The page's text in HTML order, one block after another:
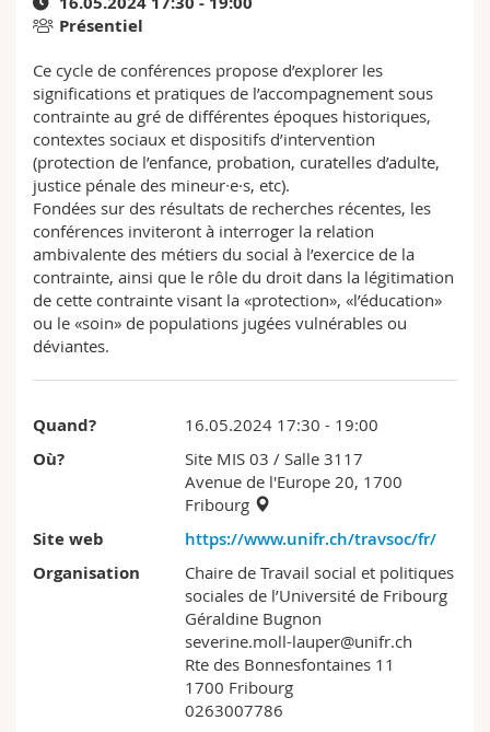
Sciences et médecine
Interfacultaire
Collaborateurs
Doctorants
Webmail
Programme des cours
MyUnifr
Présentiel
Ce cycle de conférences propose d’explorer les
significations et pratiques de l’accompagnement sous
contrainte au gré de différentes époques historiques,
contextes sociaux et dispositifs d’intervention
(protection de l’enfance, probation, curatelles d’adulte,
justice pénale des mineur∙e·s, etc).
Fondées sur des résultats de recherches récentes, les
conférences inviteront à interroger la relation
ambivalente des métiers du social à l’exercice de la
contrainte, ainsi que le rôle du droit dans la légitimation
de cette contrainte visant la «protection», «l’éducation»
ou le «soin» de populations jugées vulnérables ou
déviantes.
Quand? 16.05.2024 17:30 - 19:00
Où? Site MIS 03 / Salle 3117
Avenue de l'Europe 20, 1700
Fribourg
Site web
https://www.unifr.ch/travsoc/fr/
Organisation
Chaire de Travail social et politiques
sociales de l’Université de Fribourg
Géraldine Bugnon
severine.moll-lauper@unifr.ch
Rte des Bonnesfontaines 11
1700 Fribourg
0263007786